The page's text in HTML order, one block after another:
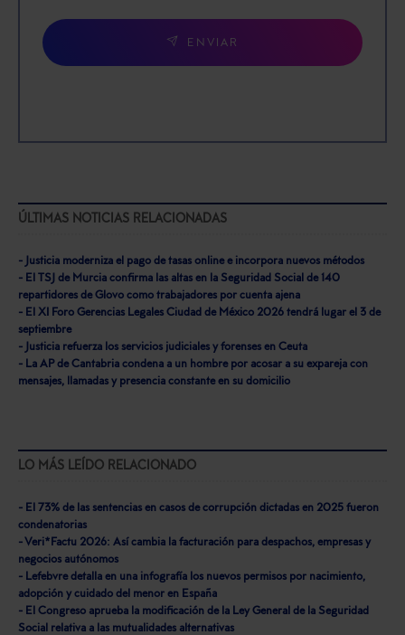
ENVIAR
ÚLTIMAS NOTICIAS RELACIONADAS
- Justicia moderniza el pago de tasas online e incorpora nuevos métodos
- El TSJ de Murcia confirma las altas en la Seguridad Social de 140
repartidores de Glovo como trabajadores por cuenta ajena
- El XI Foro Gerencias Legales Ciudad de México 2026 tendrá lugar el 3 de
septiembre
- Justicia refuerza los servicios judiciales y forenses en Ceuta
- La AP de Cantabria condena a un hombre por acosar a su expareja con
mensajes, llamadas y presencia constante en su domicilio
LO MÁS LEÍDO RELACIONADO
- El 73% de las sentencias en casos de corrupción dictadas en 2025 fueron
condenatorias
- Veri*Factu 2026: Así cambia la facturación para despachos, empresas y
negocios autónomos
- Lefebvre detalla en una infografía los nuevos permisos por nacimiento,
adopción y cuidado del menor en España
- El Congreso aprueba la modificación de la Ley General de la Seguridad
Social relativa a las mutualidades alternativas